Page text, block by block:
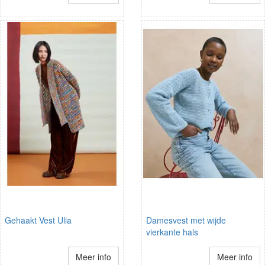
Gehaakt Vest Ulia
Meer info
Damesvest met wijde
vierkante hals
Meer info